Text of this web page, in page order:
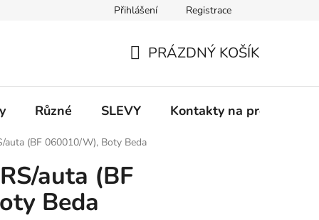
Informace k on-line platbám Odstoupení od
Přihlášení Registrace
KOŠÍK
PRÁZDNÝ KOŠÍK
Různé SLEVY Kontakty na prodejny
auta (BF 060010/W), Boty Beda
auta (BF
Beda